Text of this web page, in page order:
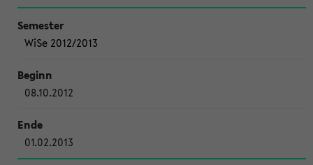
WiSe 2012/2013
08.10.2012
01.02.2013